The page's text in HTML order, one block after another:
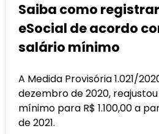
Saiba como
eSocial de acordo
salário mínimo
A Medida Provisória 1.021/
dezembro de 2020,
mínimo para R$ 1.100,00 a
de 2021.